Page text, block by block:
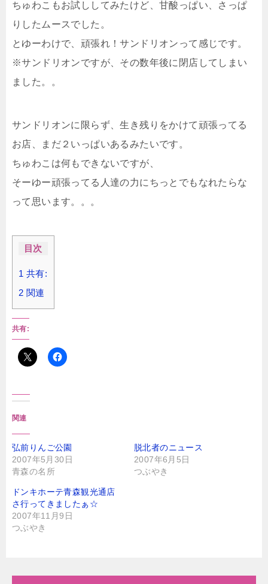
ちゅわこもお試ししてみたけど、甘酸っぱい、さっぱ
りしたムースでした。
とゆーわけで、頑張れ！サンドリオンって感じです。
※サンドリオンですが、その数年後に閉店してしまい
ました。。
サンドリオンに限らず、生き残りをかけて頑張ってる
お店、まだ２いっぱいあるみたいです。
ちゅわこは何もできないですが、
そーゆー頑張ってる人達の力にちっとでもなれたらな
って思います。。。
目次
1 共有:
2 関連
共有:
関連
弘前りんご公園
2007年5月30日
青森の名所
脱北者のニュース
2007年6月5日
つぶやき
ドンキホーテ青森観光通店
さ行ってきましたぁ☆
2007年11月9日
つぶやき